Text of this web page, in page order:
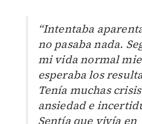
“Intentaba
no pasaba nada.
mi vida normal
esperaba los
Tenía muchas
ansiedad e
Sentía que vivía en